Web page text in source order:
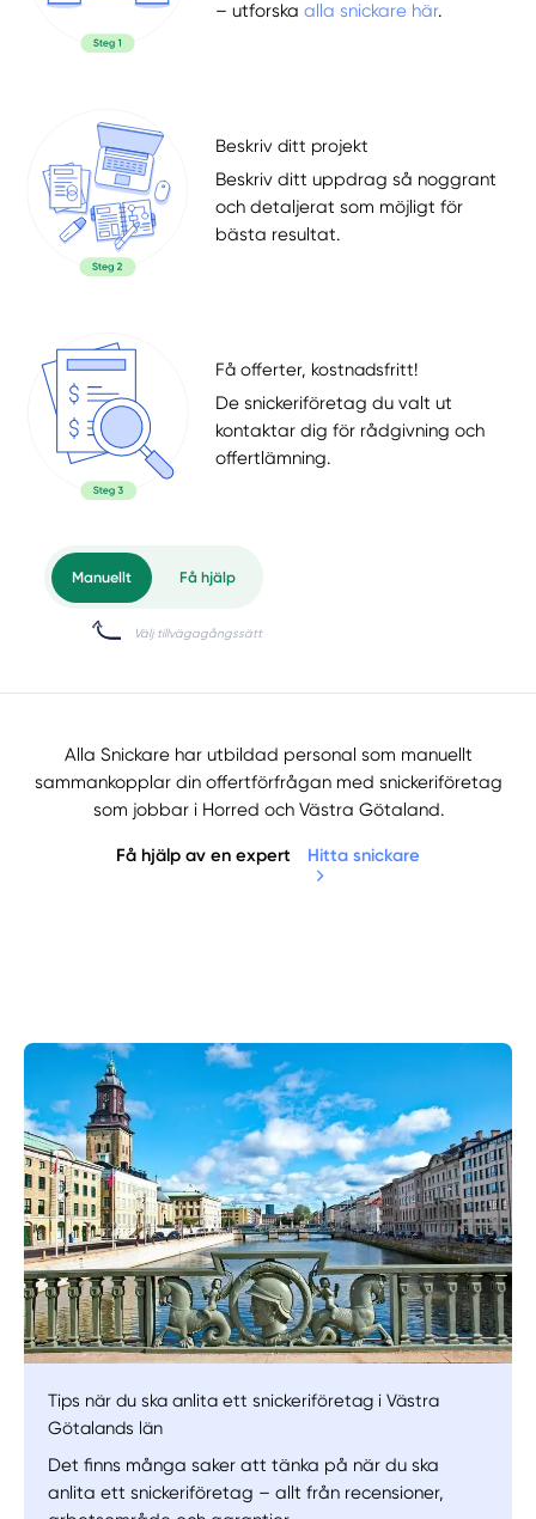
– utforskaalla snickare här.
Beskriv ditt projekt
Beskriv ditt uppdrag så noggrant
och detaljerat som möjligt för
bästa resultat.
Få offerter, kostnadsfritt!
De snickeriföretag du valt ut
kontaktar dig för rådgivning och
offertlämning.
Manuellt Få hjälp
Välj tillvägagångssätt
Alla Snickare har utbildad personal som manuellt
sammankopplar din offertförfrågan med snickeriföretag
som jobbar i Horred och Västra Götaland.
Få hjälp av en expert Hitta snickare
Tips när du ska anlita ett snickeriföretag i Västra
Götalands län
Det finns många saker att tänka på när du ska
anlita ett snickeriföretag – allt från recensioner,